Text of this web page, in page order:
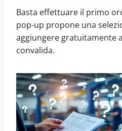
Basta effettuare il primo
pop-up propone una
aggiungere gratuitamente
convalida.